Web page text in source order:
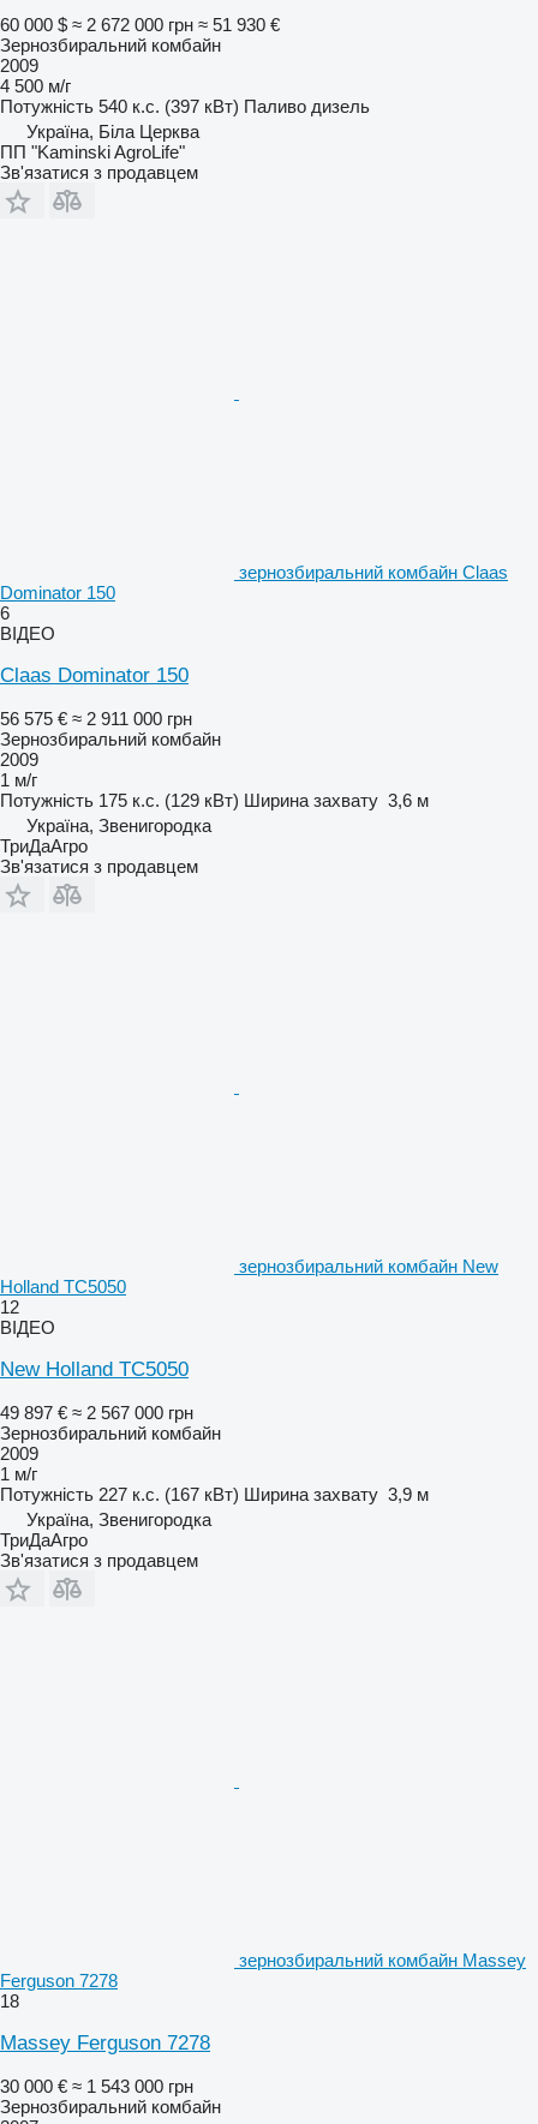
60 000 $ ≈ 2 672 000 грн ≈ 51 930 €
Зернозбиральний комбайн
2009
4 500 м/г
Потужність 540 к.с. (397 кВт) Паливо дизель
Україна, Біла Церква
ПП "Kaminski AgroLife"
Зв'язатися з продавцем
зернозбиральний комбайн Claas
Dominator 150
6
ВІДЕО
Claas Dominator 150
56 575 € ≈ 2 911 000 грн
Зернозбиральний комбайн
2009
1 м/г
Потужність 175 к.с. (129 кВт) Ширина захвату 3,6 м
Україна, Звенигородка
ТриДаАгро
Зв'язатися з продавцем
зернозбиральний комбайн New
Holland TC5050
12
ВІДЕО
New Holland TC5050
49 897 € ≈ 2 567 000 грн
Зернозбиральний комбайн
2009
1 м/г
Потужність 227 к.с. (167 кВт) Ширина захвату 3,9 м
Україна, Звенигородка
ТриДаАгро
Зв'язатися з продавцем
зернозбиральний комбайн Massey
Ferguson 7278
18
Massey Ferguson 7278
30 000 € ≈ 1 543 000 грн
Зернозбиральний комбайн